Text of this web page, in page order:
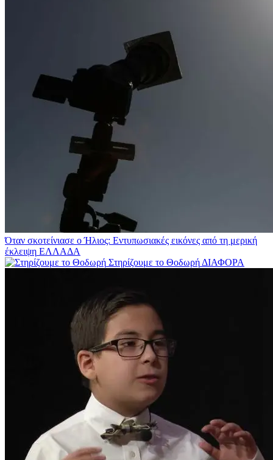
Όταν σκοτείνιασε ο Ήλιος: Εντυπωσιακές εικόνες από τη μερική
έκλειψη ΕΛΛΑΔΑ
Στηρίζουμε το Θοδωρή ΔΙΑΦΟΡΑ